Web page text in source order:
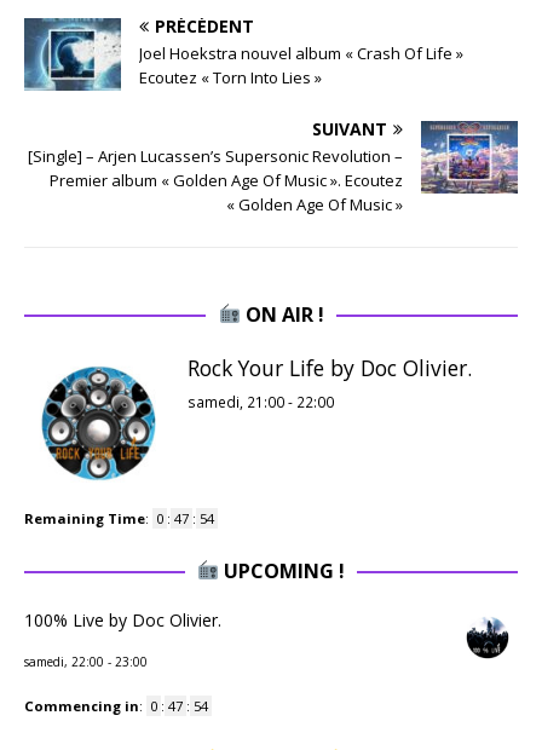
PRÉCÉDENT
Joel Hoekstra nouvel album « Crash Of Life »
Ecoutez « Torn Into Lies »
SUIVANT
[Single] – Arjen Lucassen’s Supersonic Revolution –
Premier album « Golden Age Of Music ». Ecoutez
« Golden Age Of Music »
ON AIR !
Rock Your Life by Doc Olivier.
samedi, 21:00- 22:00
Remaining Time: 0 : 47 : 53
UPCOMING !
100% Live by Doc Olivier.
samedi, 22:00 - 23:00
Commencing in: 0 : 47 : 53